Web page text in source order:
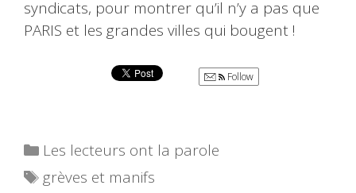
syndicats, pour montrer qu’il n’y a pas que
PARIS et les grandes villes qui bougent !
Follow
Catégories
Les lecteurs ont la parole
Étiquettes
grèves et manifs